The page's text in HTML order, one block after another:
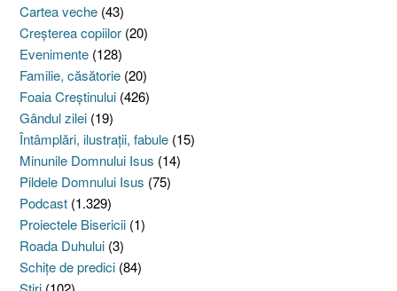
Cartea veche (43)
Creşterea copiilor (20)
Evenimente (128)
Familie, căsătorie (20)
Foaia Creştinului (426)
Gândul zilei (19)
Întâmplări, ilustraţii, fabule (15)
Minunile Domnului Isus (14)
Pildele Domnului Isus (75)
Podcast (1.329)
Proiectele Bisericii (1)
Roada Duhului (3)
Schiţe de predici (84)